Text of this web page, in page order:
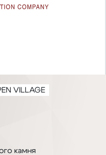
VILLAGE
камня